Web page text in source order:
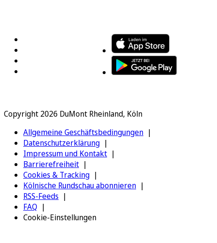
Copyright 2026 DuMont Rheinland, Köln
Allgemeine Geschäftsbedingungen
Datenschutzerklärung
Impressum und Kontakt
Barrierefreiheit
Cookies & Tracking
Kölnische Rundschau abonnieren
RSS-Feeds
FAQ
Cookie-Einstellungen